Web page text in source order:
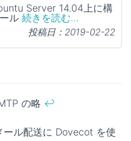
Server 14.04上に構
ル 続きを読む…
投稿日：2019-02-22
の略 ↩
ル配送に Dovecot を使